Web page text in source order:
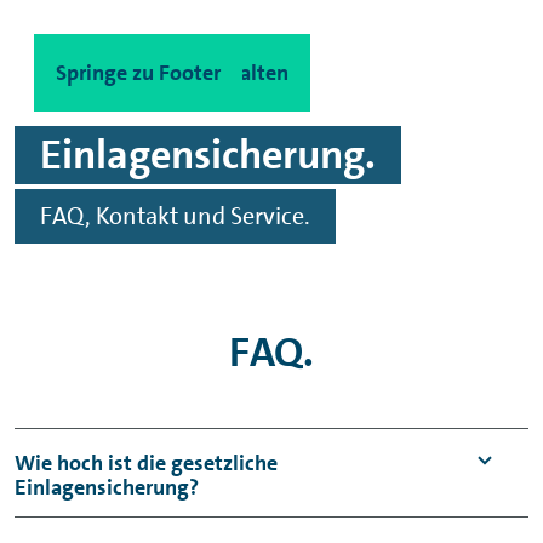
Spinge zu Hauptinhalten
Springe zu Footer
Einlagensicherung.
FAQ, Kontakt und Service.
FAQ.
Wie hoch ist die gesetzliche
Einlagensicherung?